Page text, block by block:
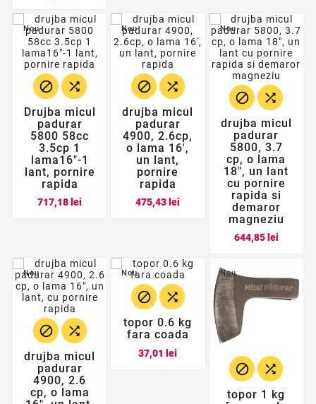
Nou
 
Drujba micul
padurar
5800 58cc
3.5cp 1
lama16"-1
lant, pornire
rapida
717,18 lei
Nou
 
drujba micul
padurar
4900, 2.6cp,
o lama 16',
un lant,
pornire
rapida
475,43 lei
Nou
 
drujba micul
padurar
5800, 3.7
cp, o lama
18", un lant
cu pornire
rapida si
demaror
magneziu
644,85 leiPret
Nou
 
drujba micul
padurar
4900, 2.6
cp, o lama
Nou
 
topor 0.6 kg
fara coada
37,01 lei
Nou
 
topor 1 kg